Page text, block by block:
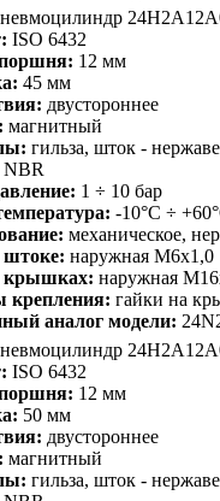
ISO 6432
12 мм
45 мм
двустороннее
магнитный
гильза, шток -
NBR
1 ÷ 10 бар
-10°C ÷
механическое,
штоке: наружная M6x1,0
крышках: наружная
крепления: гайки на
аналог модели:
ISO 6432
12 мм
50 мм
двустороннее
магнитный
гильза, шток -